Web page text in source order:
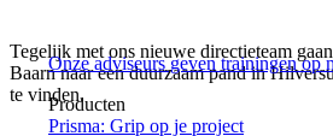
Onze adviseurs geven trainingen op
Producten
Prisma: Grip op je project
Tegelijk met ons nieuwe directieteam
Baarn naar een duurzaam pand in
te vinden.